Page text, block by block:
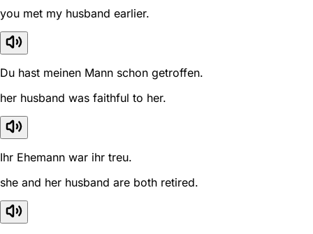
you met my husband earlier.
Du hast meinen Mann schon getroffen.
her husband was faithful to her.
Ihr Ehemann war ihr treu.
she and her husband are both retired.